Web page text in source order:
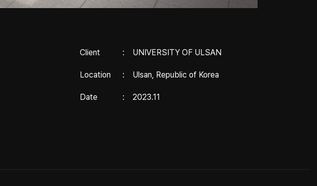
Client : UNIVERSITY OF ULSAN
Location : Ulsan, Republic of Korea
Date : 2023.11